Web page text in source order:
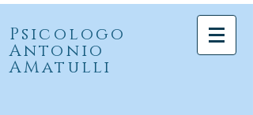
Psicologo
Antonio
AMatulli